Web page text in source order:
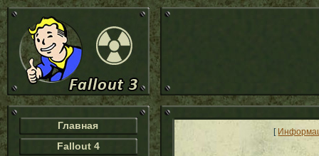
Главная
Fallout 4
[